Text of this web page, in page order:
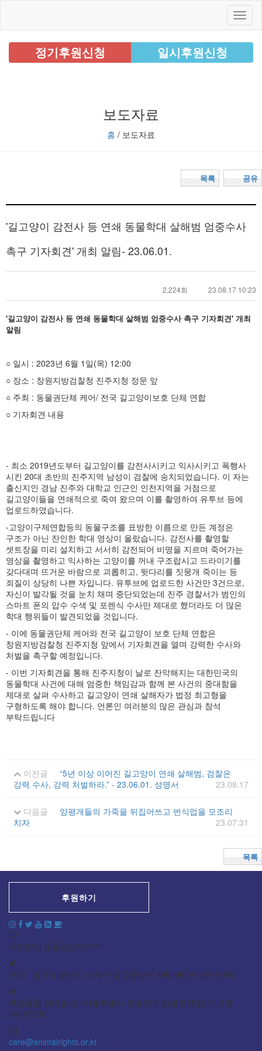
정기후원신청 일시후원신청
보도자료
홈 / 보도자료
공유
목록
'길고양이 감전사 등 연쇄 동물학대 살해범 엄중수사
촉구 기자회견' 개최 알림- 23.06.01.
2,224회 23.08.17 10:23
'길고양이 감전사 등 연쇄 동물학대 살해범 엄중수사 촉구 기자회견' 개최
알림
○ 일시 : 2023년 6월 1일(목) 12:00
○ 장소 : 창원지방검찰청 진주지청 정문 앞
○ 주최 : 동물권단체 케어/ 전국 길고양이보호 단체 연합
○ 기자회견 내용
- 최소 2019년도부터 길고양이를 감전사시키고 익사시키고 폭행사
시킨 20대 초반의 진주지역 남성이 검찰에 송치되었습니다. 이 자는
출신지인 경남 진주와 대학교 인근인 인천지역을 거점으로
길고양이들을 연쇄적으로 죽여 왔으며 이를 촬영하여 유투브 등에
업로드하였습니다.
-고양이구제연합등의 동물구조를 표방한 이름으로 만든 계정은
구조가 아닌 잔인한 학대 영상이 올랐습니다. 감전사를 촬영할
셋트장을 미리 설치하고 서서히 감전되어 비명을 지르며 죽어가는
영상을 촬영하고 익사하는 고양이를 꺼내 구조랍시고 드라이기를
갖다대며 뜨거운 바람으로 괴롭히고, 뒷다리를 짓뭉개 죽이는 등
죄질이 상당히 나쁜 자입니다. 유투브에 업로드한 사건만 3건으로,
자신이 발각될 것을 눈치 채며 중단되었는데 진주 경찰서가 범인의
스마트 폰의 압수 수색 및 포렌식 수사만 제대로 했더라도 더 많은
학대 행위들이 발견되었을 것입니다.
- 이에 동물권단체 케어와 전국 길고양이 보호 단체 연합은
창원지방검찰청 진주지청 앞에서 기자회견을 열며 강력한 수사와
처벌을 촉구할 예정입니다.
- 이번 기자회견을 통해 진주지청이 날로 잔악해지는 대한민국의
동물학대 사건에 대해 엄중한 책임감과 함께 본 사건의 중대함을
제대로 살펴 수사하고 길고양이 연쇄 살해자가 법정 최고형을
구형하도록 해야 합니다. 언론인 여러분의 많은 관심과 참석
부탁드립니다
이전글
“5년 이상 이어진 길고양이 연쇄 살해범, 검찰은
강력 수사, 강력 처벌하라.” - 23.06.01. 성명서
23.08.17
다음글
양평개들의 가죽을 뒤집어쓰고 번식업을 모조리
치자
23.07.31
목록
후원하기
사단법인 동물권단체케어
주소: 경기도 용인시 수지구 광교중앙로 298, 903호 (우)16943
후원물품 보내실 곳: 서울특별시 영등포구 양평로22길 31, 1층
(우)07203
care@animalrights.or.kr